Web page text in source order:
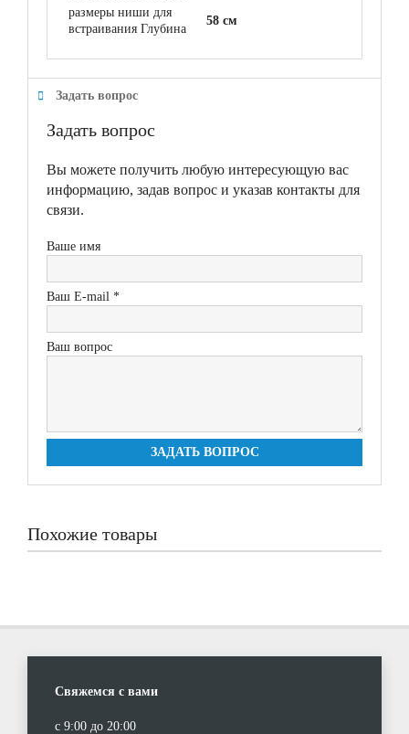
размеры ниши для
встраивания Глубина
58 см
Задать вопрос
Задать вопрос
Вы можете получить любую интересующую вас
информацию, задав вопрос и указав контакты для
связи.
Ваше имя
Ваш E-mail *
Ваш вопрос
ЗАДАТЬ ВОПРОС
Похожие товары
Свяжемся с вами
с 9:00 до 20:00